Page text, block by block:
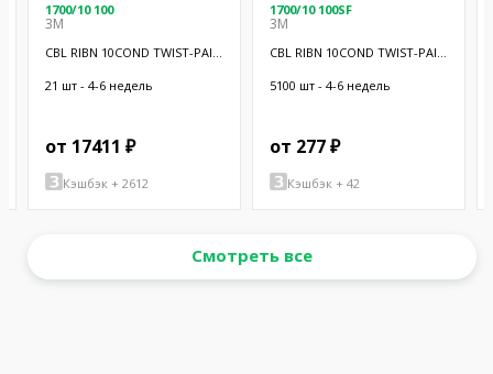
1700/10 100
3M
CBL RIBN 10COND TWIST-PAIR
21 шт - 4-6 недель
от 17411 ₽
Кэшбэк + 2612
1700/10 100SF
3M
CBL RIBN 10COND TWIST-PAIR
5100 шт - 4-6 недель
от 277 ₽
Кэшбэк + 42
Смотреть все